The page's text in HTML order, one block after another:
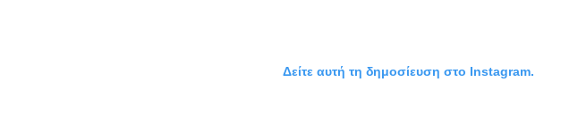
Δείτε αυτή τη δημοσίευση στο Instagram.